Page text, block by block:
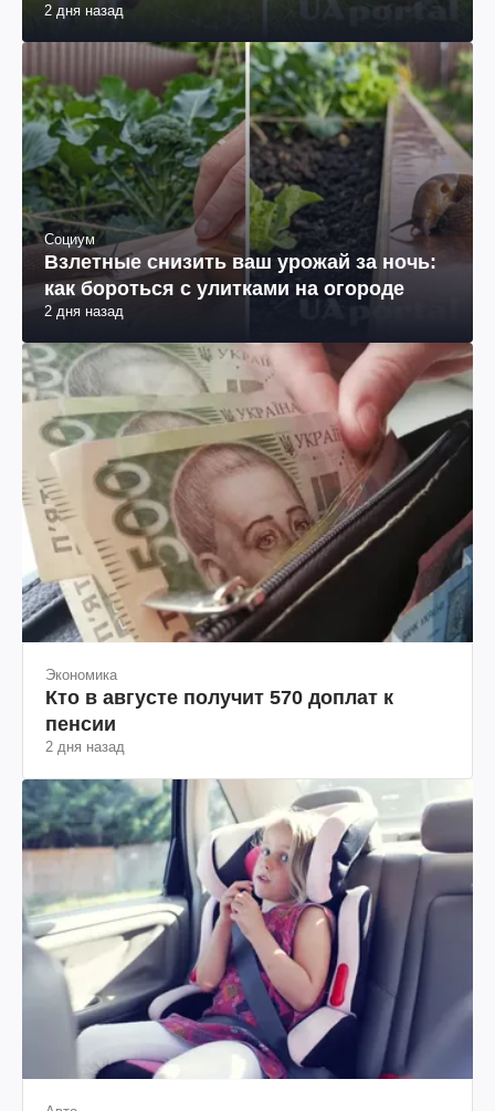
2 дня назад
Социум
Взлетные снизить ваш урожай за ночь:
как бороться с улитками на огороде
2 дня назад
Экономика
Кто в августе получит 570 доплат к
пенсии
2 дня назад